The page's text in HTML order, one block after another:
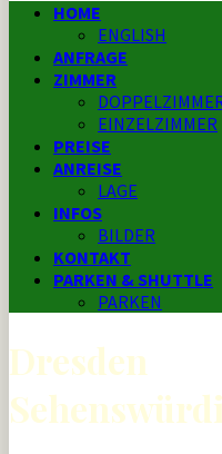
HOME
ENGLISH
ANFRAGE
ZIMMER
EINZELZIMMER
PREISE
ANREISE
LAGE
INFOS
BILDER
KONTAKT
PARKEN & SHUTTLE
PARKEN
Dresden